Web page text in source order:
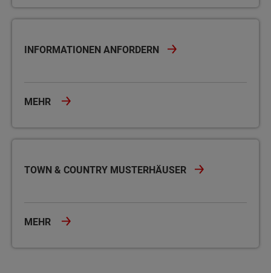
INFORMATIONEN ANFORDERN
MEHR
TOWN & COUNTRY MUSTERHÄUSER
MEHR